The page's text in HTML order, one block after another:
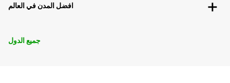
افضل المدن في العالم
جميع الدول